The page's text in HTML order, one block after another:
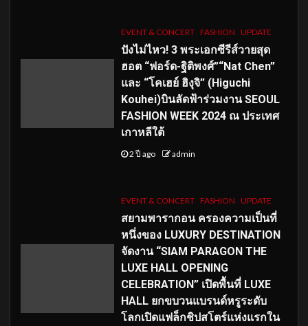
EVENT & CONCERT FASHION UPDATE
ปังไม่ไหว! 3 พระเอกซีรีส์วายสุด
ฮอต “ฟอร์ด-ฐิติพงศ์”“Nat Chen”
และ “โคเฮย์ ฮิงุจิ” (Higuchi
Kouhei)บินลัดฟ้าร่วมงาน SEOUL
FASHION WEEK 2024 ณ ประเทศ
เกาหลีใต้
2 ปี ago admin
EVENT & CONCERT FASHION UPDATE
สยามพารากอน ครองความเป็นที่
หนึ่งของ LUXURY DESTINATION
จัดงาน “SIAM PARAGON THE
LUXE HALL OPENING
CELEBRATION” เปิดพื้นที่ LUXE
HALL ยกขบวนแบรนด์หรูระดับ
โลกเปิดแฟล็กชิปสโตร์แห่งแรกใน